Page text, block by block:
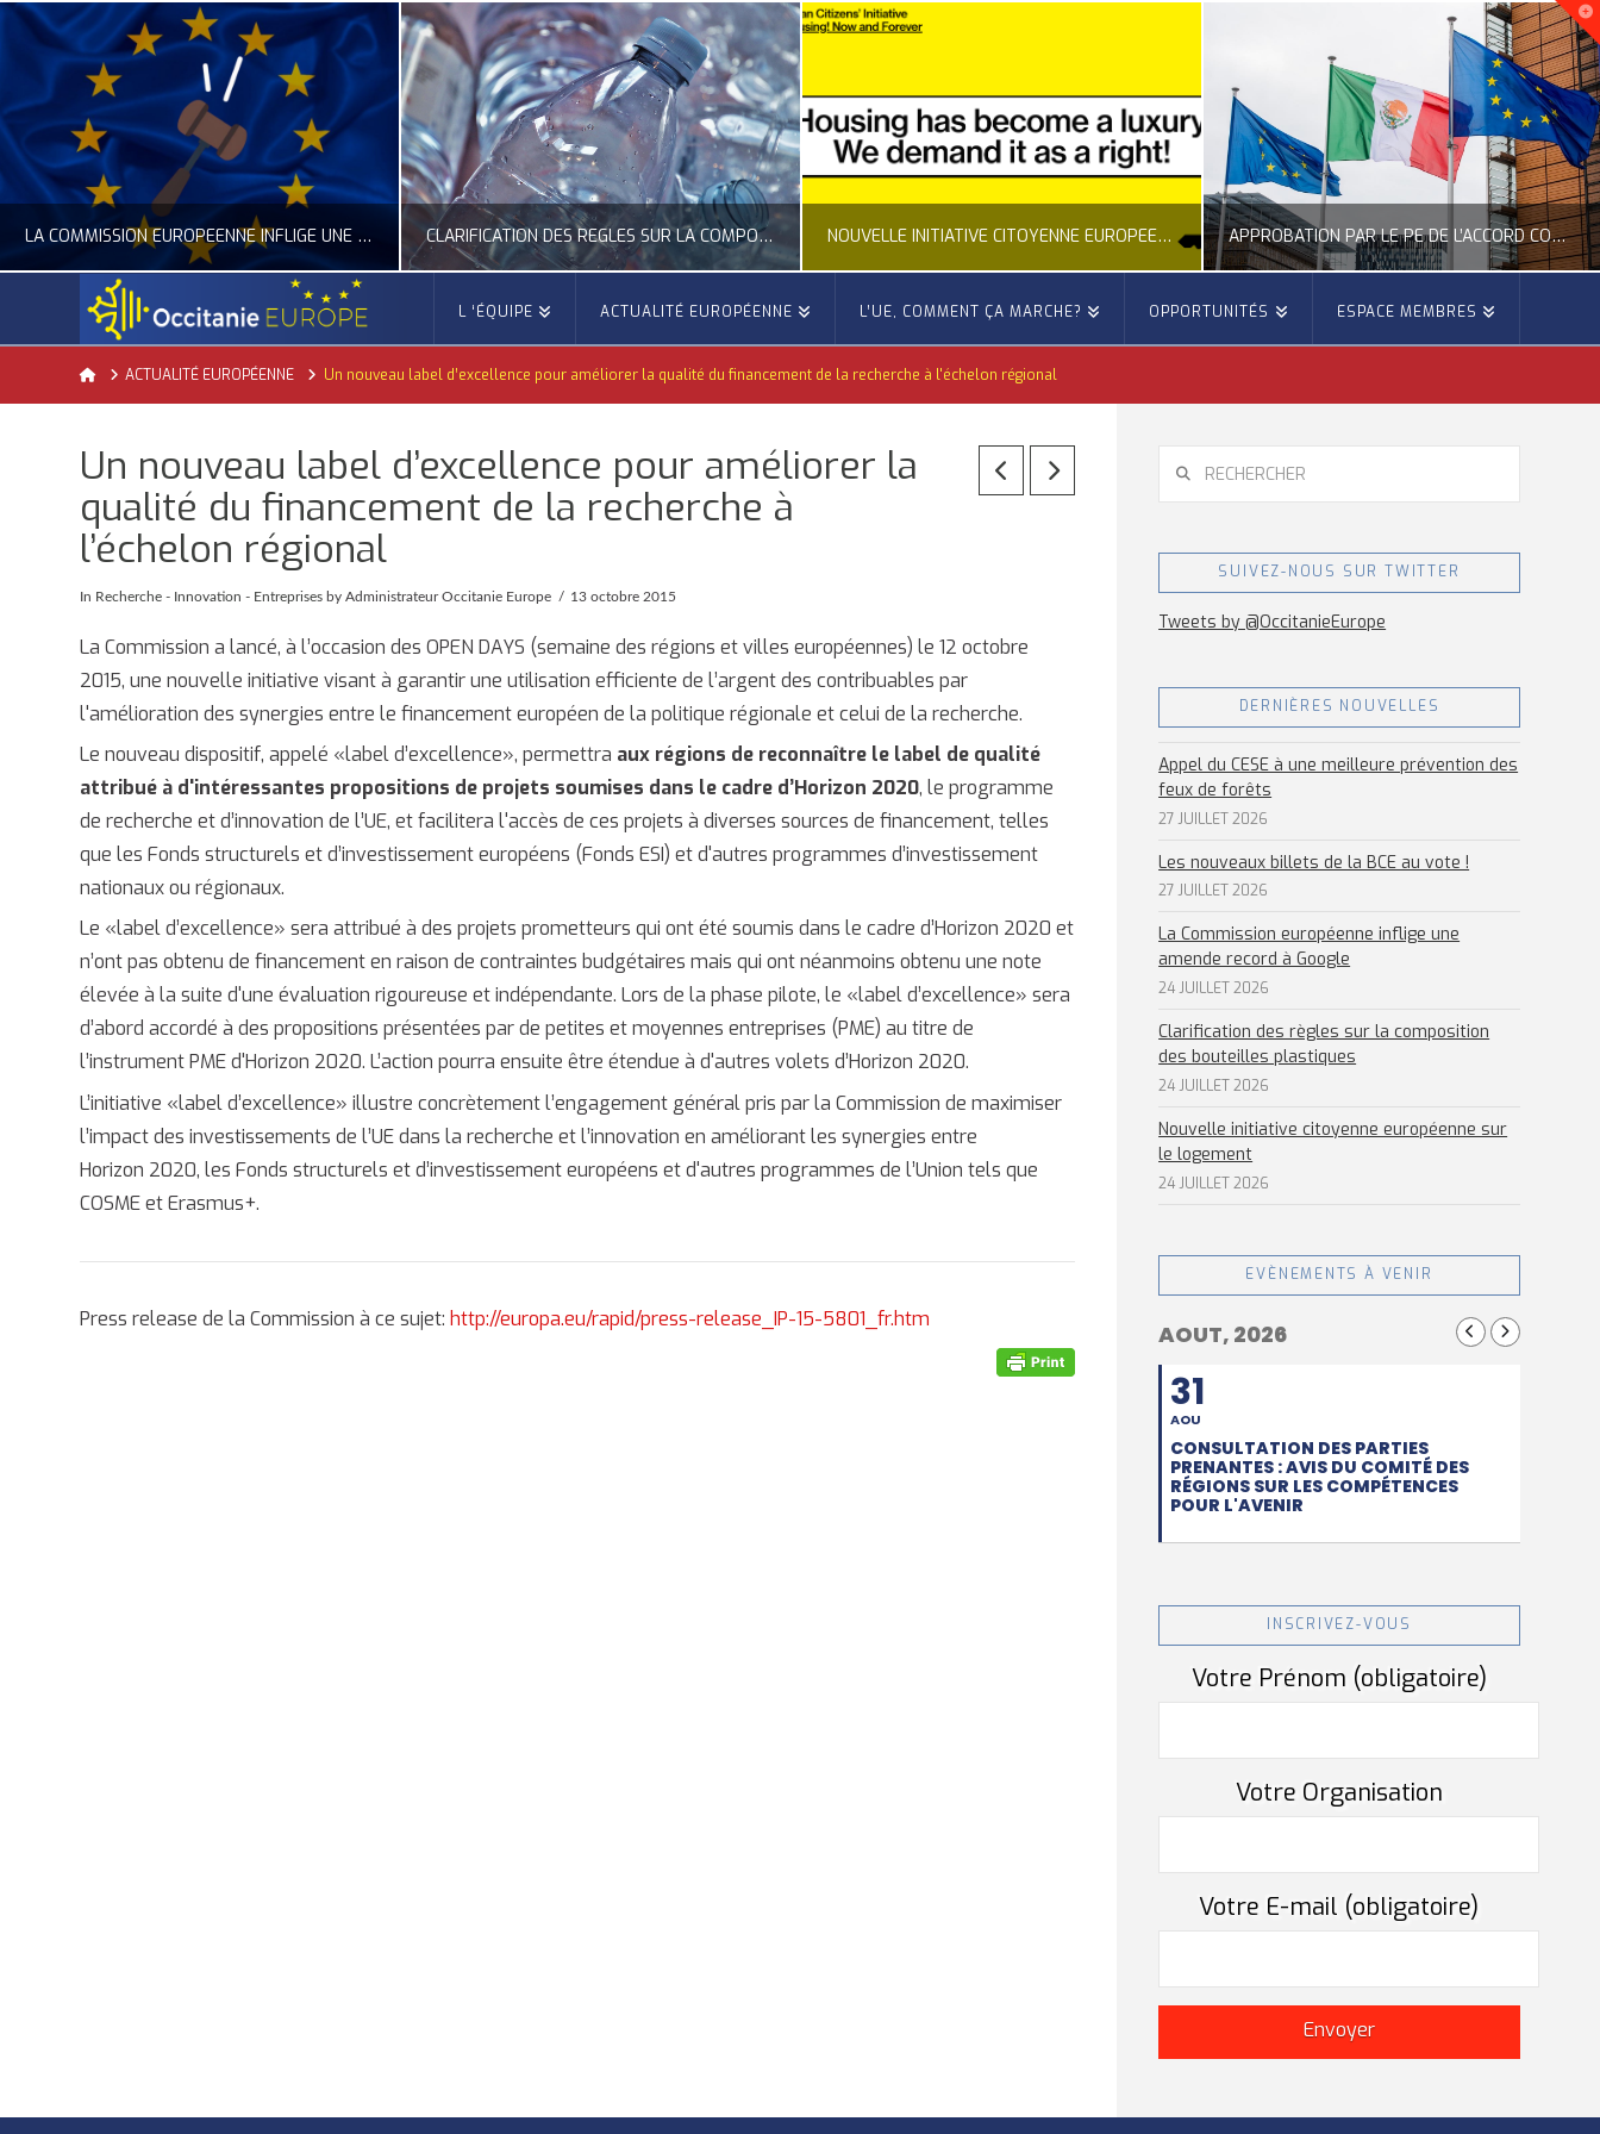
LA COMMISSION EUROPÉENNE INFLIGE UNE AMENDE RECORD À GOOGLE
ACTUALITÉ DE L'UNION EUROPÉENNE, ACTUALITÉ DE LA REPRÉSENTATION D’OCCITANIE EUROPE, NUMÉRIQUE- DIGITAL
JUILLET 24, 2026
CLARIFICATION DES RÈGLES SUR LA COMPOSITION DES BOUTEILLES PLASTIQUES
ACTUALITÉ DE L'UNION EUROPÉENNE, ACTUALITÉ DE LA REPRÉSENTATION D’OCCITANIE EUROPE, ECONOMIE CIRCULAIRE, ÉNERGIE - ENVIRONNEMENT - CLIMAT
JUILLET 24, 2026
NOUVELLE INITIATIVE CITOYENNE EUROPÉENNE SUR LE LOGEMENT
ACTUALITÉ DE L'UNION EUROPÉENNE, ACTUALITÉ DE LA REPRÉSENTATION D’OCCITANIE EUROPE, CITOYENNETÉ, LOGEMENT
JUILLET 24, 2026
APPROBATION PAR LE PE DE L’ACCORD COMMERCIAL ENTRE L’UE ET LE MEXIQUE
ACTION EXTÉRIEURE, ACTUALITÉ DE L'UNION EUROPÉENNE
JUILLET 22, 2026
L ‘ÉQUIPE ACTUALITÉ EUROPÉENNE L’UE, COMMENT ÇA MARCHE? OPPORTUNITÉS ESPACE MEMBRES
HomeACTUALITÉ EUROPÉENNE Un nouveau label d’excellence pour améliorer la qualité du financement de la recherche à l'échelon régional
Un nouveau label d’excellence pour améliorer la
qualité du financement de la recherche à
l’échelon régional
In Recherche - Innovation - Entreprises by Administrateur Occitanie Europe 13 octobre 2015
La Commission a lancé, à l’occasion des OPEN DAYS (semaine des régions et villes européennes) le 12 octobre
2015, une nouvelle initiative visant à garantir une utilisation efficiente de l’argent des contribuables par
l'amélioration des synergies entre le financement européen de la politique régionale et celui de la recherche.
Le nouveau dispositif, appelé «label d’excellence», permettra aux régions de reconnaître le label de qualité
attribué à d'intéressantes propositions de projets soumises dans le cadre d’Horizon 2020, le programme
de recherche et d’innovation de l’UE, et facilitera l'accès de ces projets à diverses sources de financement, telles
que les Fonds structurels et d’investissement européens (Fonds ESI) et d'autres programmes d’investissement
nationaux ou régionaux.
Le «label d’excellence» sera attribué à des projets prometteurs qui ont été soumis dans le cadre d’Horizon 2020 et
n’ont pas obtenu de financement en raison de contraintes budgétaires mais qui ont néanmoins obtenu une note
élevée à la suite d'une évaluation rigoureuse et indépendante. Lors de la phase pilote, le «label d’excellence» sera
d’abord accordé à des propositions présentées par de petites et moyennes entreprises (PME) au titre de
l’instrument PME d'Horizon 2020. L’action pourra ensuite être étendue à d'autres volets d’Horizon 2020.
L’initiative «label d’excellence» illustre concrètement l’engagement général pris par la Commission de maximiser
l’impact des investissements de l’UE dans la recherche et l’innovation en améliorant les synergies entre
Horizon 2020, les Fonds structurels et d’investissement européens et d'autres programmes de l’Union tels que
COSME et Erasmus+.
Press release de la Commission à ce sujet: http://europa.eu/rapid/press-release_IP-15-5801_fr.htm
SUIVEZ-NOUS SUR TWITTER
Tweets by @OccitanieEurope
DERNIÈRES NOUVELLES
Appel du CESE à une meilleure prévention des
feux de forêts
27 JUILLET 2026
Les nouveaux billets de la BCE au vote !
27 JUILLET 2026
La Commission européenne inflige une
amende record à Google
24 JUILLET 2026
Clarification des règles sur la composition
des bouteilles plastiques
24 JUILLET 2026
Nouvelle initiative citoyenne européenne sur
le logement
24 JUILLET 2026
EVÈNEMENTS À VENIR
AOUT, 2026
31
AOU
CONSULTATION DES PARTIES
PRENANTES : AVIS DU COMITÉ DES
RÉGIONS SUR LES COMPÉTENCES
POUR L'AVENIR
INSCRIVEZ-VOUS
Votre Prénom (obligatoire)
Votre Organisation
Votre E-mail (obligatoire)